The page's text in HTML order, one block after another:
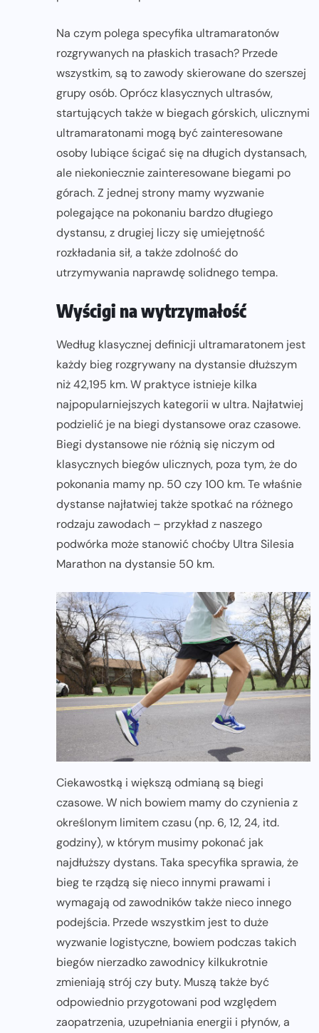
Na czym polega specyfika ultramaratonów
rozgrywanych na płaskich trasach? Przede
wszystkim, są to zawody skierowane do szerszej
grupy osób. Oprócz klasycznych ultrasów,
startujących także w biegach górskich, ulicznymi
ultramaratonami mogą być zainteresowane
osoby lubiące ścigać się na długich dystansach,
ale niekoniecznie zainteresowane biegami po
górach. Z jednej strony mamy wyzwanie
polegające na pokonaniu bardzo długiego
dystansu, z drugiej liczy się umiejętność
rozkładania sił, a także zdolność do
utrzymywania naprawdę solidnego tempa.
Wyścigi na wytrzymałość
Według klasycznej definicji ultramaratonem jest
każdy bieg rozgrywany na dystansie dłuższym
niż 42,195 km. W praktyce istnieje kilka
najpopularniejszych kategorii w ultra. Najłatwiej
podzielić je na biegi dystansowe oraz czasowe.
Biegi dystansowe nie różnią się niczym od
klasycznych biegów ulicznych, poza tym, że do
pokonania mamy np. 50 czy 100 km. Te właśnie
dystanse najłatwiej także spotkać na różnego
rodzaju zawodach – przykład z naszego
podwórka może stanowić choćby Ultra Silesia
Marathon na dystansie 50 km.
Ciekawostką i większą odmianą są biegi
czasowe. W nich bowiem mamy do czynienia z
określonym limitem czasu (np. 6, 12, 24, itd.
godziny), w którym musimy pokonać jak
najdłuższy dystans. Taka specyfika sprawia, że
bieg te rządzą się nieco innymi prawami i
wymagają od zawodników także nieco innego
podejścia. Przede wszystkim jest to duże
wyzwanie logistyczne, bowiem podczas takich
biegów nierzadko zawodnicy kilkukrotnie
zmieniają strój czy buty. Muszą także być
odpowiednio przygotowani pod względem
zaopatrzenia, uzupełniania energii i płynów, a